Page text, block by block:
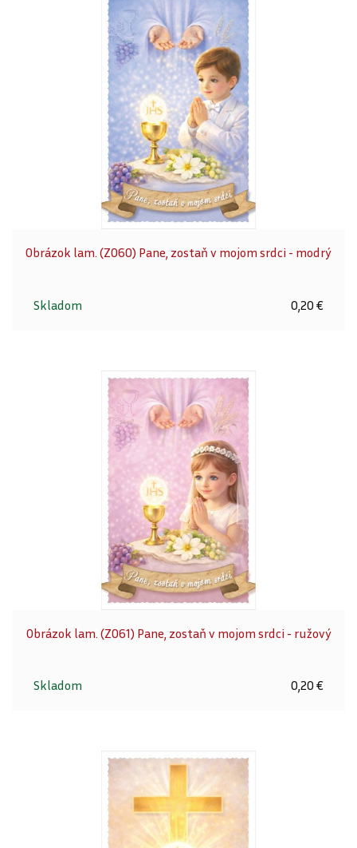
Obrázok lam. (Z060) Pane, zostaň v mojom srdci - modrý
Skladom 0,20 €
Obrázok lam. (Z061) Pane, zostaň v mojom srdci - ružový
Skladom 0,20 €